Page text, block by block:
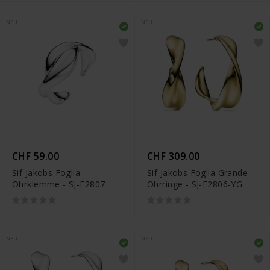
CHF 59.00
Sif Jakobs Foglia
Ohrklemme - SJ-E2807
CHF 309.00
Sif Jakobs Foglia Grande
Ohrringe - SJ-E2806-YG